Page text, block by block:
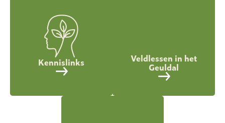
Kennislinks Veldlessen in het
Geuldal